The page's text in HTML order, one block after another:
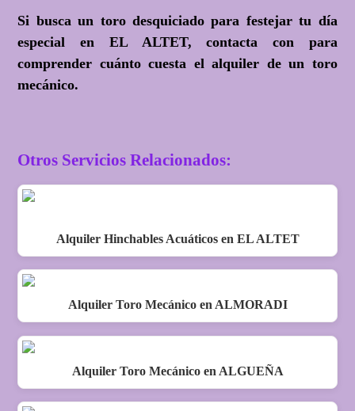
Si busca un toro desquiciado para festejar tu día
especial en EL ALTET, contacta con para
comprender cuánto cuesta el alquiler de un toro
mecánico.
Otros Servicios Relacionados:
Alquiler Hinchables Acuáticos en EL ALTET
Alquiler Toro Mecánico en ALMORADI
Alquiler Toro Mecánico en ALGUEÑA